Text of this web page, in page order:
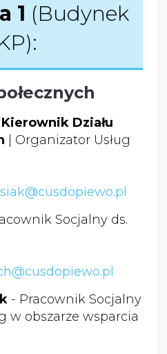
1 (Budynek
Działu
| Organizator Usług
Socjalny ds.
- Pracownik Socjalny
w obszarze wsparcia